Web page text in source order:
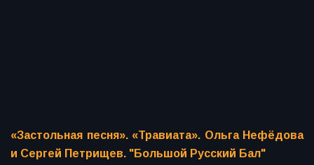
«Застольная песня». «Травиата». Ольга Нефёдова
и Сергей Петрищев. "Большой Русский Бал"